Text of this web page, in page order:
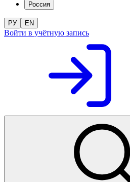
Россия
РУ EN
Войти в учётную запись